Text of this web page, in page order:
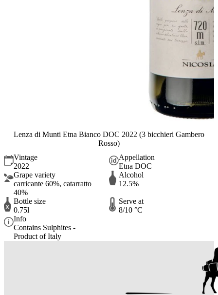
Lenza di Munti Etna Bianco DOC 2022 (3 bicchieri Gambero
Rosso)
Vintage
2022
Appellation
Etna DOC
Grape variety
carricante 60%, catarratto
40%
Alcohol
12.5%
Bottle size
0.75l
Serve at
8/10 °C
Info
Contains Sulphites -
Product of Italy